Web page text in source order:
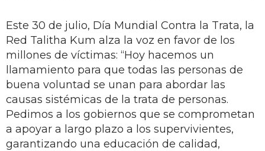
Este 30 de julio, Día Mundial Contra la Trata, la
Red Talitha Kum alza la voz en favor de los
millones de víctimas: “Hoy hacemos un
llamamiento para que todas las personas de
buena voluntad se unan para abordar las
causas sistémicas de la trata de personas.
Pedimos a los gobiernos que se comprometan
a apoyar a largo plazo a los supervivientes,
garantizando una educación de calidad,